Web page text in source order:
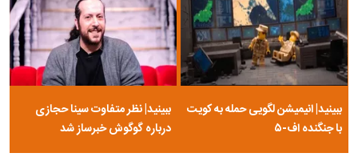
ببینید| انیمیشن لگویی حمله به کویت
با جنگنده اف-۵
ببینید| نظر متفاوت سینا حجازی
درباره گوگوش خبرساز شد